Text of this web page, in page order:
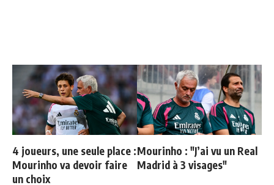
4 joueurs, une seule place :
Mourinho va devoir faire
un choix
Mourinho : "J’ai vu un Real
Madrid à 3 visages"